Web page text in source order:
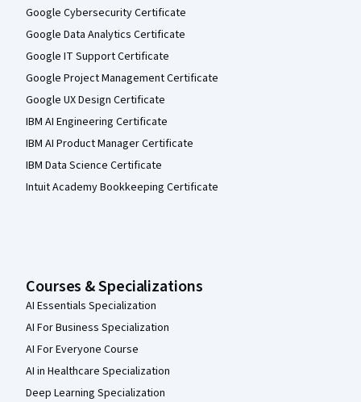
Google Cybersecurity Certificate
Google Data Analytics Certificate
Google IT Support Certificate
Google Project Management Certificate
Google UX Design Certificate
IBM AI Engineering Certificate
IBM AI Product Manager Certificate
IBM Data Science Certificate
Intuit Academy Bookkeeping Certificate
Courses & Specializations
AI Essentials Specialization
AI For Business Specialization
AI For Everyone Course
AI in Healthcare Specialization
Deep Learning Specialization